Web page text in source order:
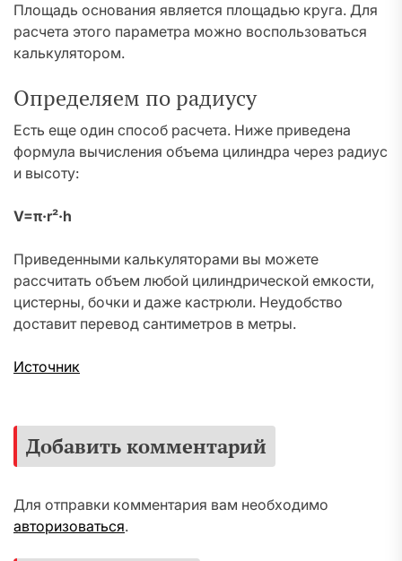
Площадь основания является площадью круга. Для
расчета этого параметра можно воспользоваться
калькулятором.
Определяем по радиусу
Есть еще один способ расчета. Ниже приведена
формула вычисления объема цилиндра через радиус
и высоту:
V=π·r²·h
Приведенными калькуляторами вы можете
рассчитать объем любой цилиндрической емкости,
цистерны, бочки и даже кастрюли. Неудобство
доставит перевод сантиметров в метры.
Источник
Добавить комментарий
Для отправки комментария вам необходимо
авторизоваться.